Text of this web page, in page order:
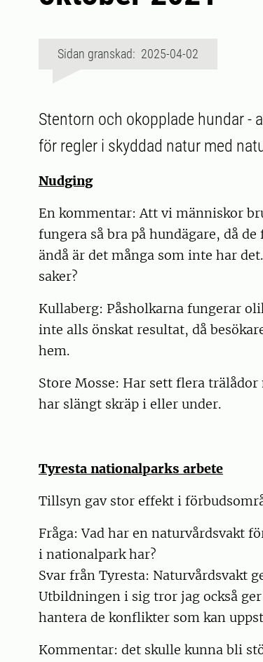
Sidan granskad: 2025-04-02
Stentorn och okopplade hundar -
för regler i skyddad natur med
Nudging
En kommentar: Att vi människor
fungera så bra på hundägare, då
ändå är det många som inte har
saker?
Kullaberg: Påsholkarna fungerar
inte alls önskat resultat, då
hem.
Store Mosse: Har sett flera
har slängt skräp i eller under.
Tyresta nationalparks arbete
Tillsyn gav stor effekt i
Fråga: Vad har en naturvårdsvakt
i nationalpark har?
Svar från Tyresta: Naturvårdsvakt
Utbildningen i sig tror jag också
hantera de konflikter som kan
Kommentar: det skulle kunna bli